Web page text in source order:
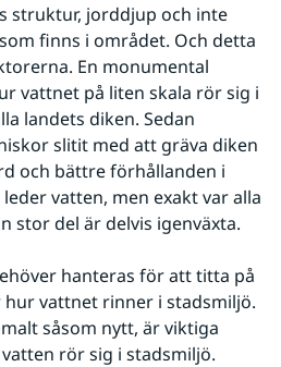
struktur, jorddjup och inte
finns i området. Och detta
En monumental
vattnet på liten skala rör sig i
landets diken. Sedan
slitit med att gräva diken
och bättre förhållanden i
vatten, men exakt var alla
stor del är delvis igenväxta.
hanteras för att titta på
vattnet rinner i stadsmiljö.
såsom nytt, är viktiga
rör sig i stadsmiljö.